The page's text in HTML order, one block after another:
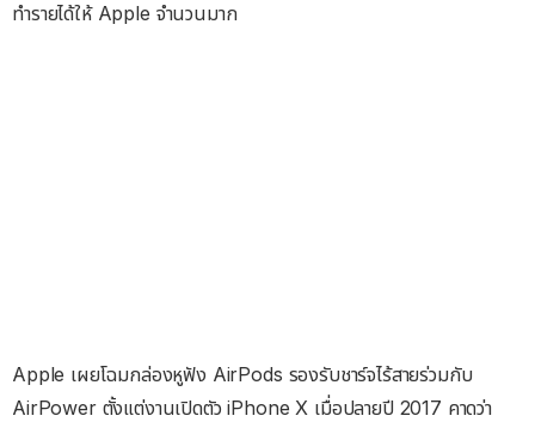
ทำรายได้ให้ Apple จำนวนมาก
Apple เผยโฉมกล่องหูฟัง AirPods รองรับชาร์จไร้สายร่วมกับ
AirPower ตั้งแต่งานเปิดตัว iPhone X เมื่อปลายปี 2017 คาดว่า